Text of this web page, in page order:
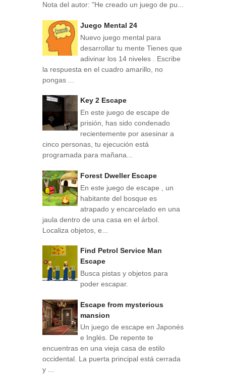
Nota del autor: "He creado un juego de pu...
Juego Mental 24
Nuevo juego mental para
desarrollar tu mente Tienes que
adivinar los 14 niveles . Escribe
la respuesta en el cuadro amarillo, no
pongas ...
Key 2 Escape
En este juego de escape de
prisión, has sido condenado
recientemente por asesinar a
cinco personas, tu ejecución está
programada para mañana...
Forest Dweller Escape
En este juego de escape , un
habitante del bosque es
atrapado y encarcelado en una
jaula dentro de una casa en el árbol.
Localiza objetos, e...
Find Petrol Service Man
Escape
Busca pistas y objetos para
poder escapar.
Escape from mysterious
mansion
Un juego de escape en Japonés
e Inglés. De repente te
encuentras en una vieja casa de estilo
occidental. La puerta principal está cerrada
y ...